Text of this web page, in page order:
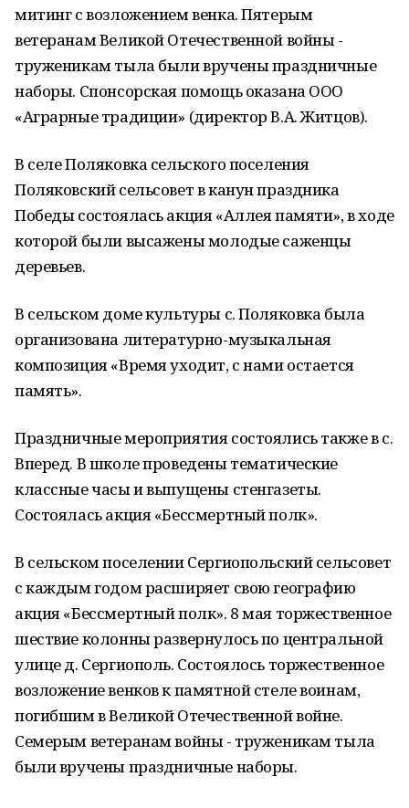
митинг с возложением венка. Пятерым
ветеранам Великой Отечественной войны -
труженикам тыла были вручены праздничные
наборы. Спонсорская помощь оказана ООО
«Аграрные традиции» (директор В.А. Житцов).
В селе Поляковка сельского поселения
Поляковский сельсовет в канун праздника
Победы состоялась акция «Аллея памяти», в ходе
которой были высажены молодые саженцы
деревьев.
В сельском доме культуры с. Поляковка была
организована литературно-музыкальная
композиция «Время уходит, с нами остается
память».
Праздничные мероприятия состоялись также в с.
Вперед. В школе проведены тематические
классные часы и выпущены стенгазеты.
Состоялась акция «Бессмертный полк».
В сельском поселении Сергиопольский сельсовет
с каждым годом расширяет свою географию
акция «Бессмертный полк». 8 мая торжественное
шествие колонны развернулось по центральной
улице д. Сергиополь. Состоялось торжественное
возложение венков к памятной стеле воинам,
погибшим в Великой Отечественной войне.
Семерым ветеранам войны - труженикам тыла
были вручены праздничные наборы.